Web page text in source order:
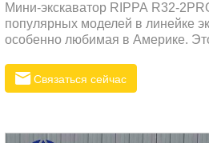
Мини-экскаватор RIPPA R32-
популярных моделей в линейке
особенно любимая в Америке.
является самым продаваемым
поставляется с различным
отличную производительность
Связаться сейчас